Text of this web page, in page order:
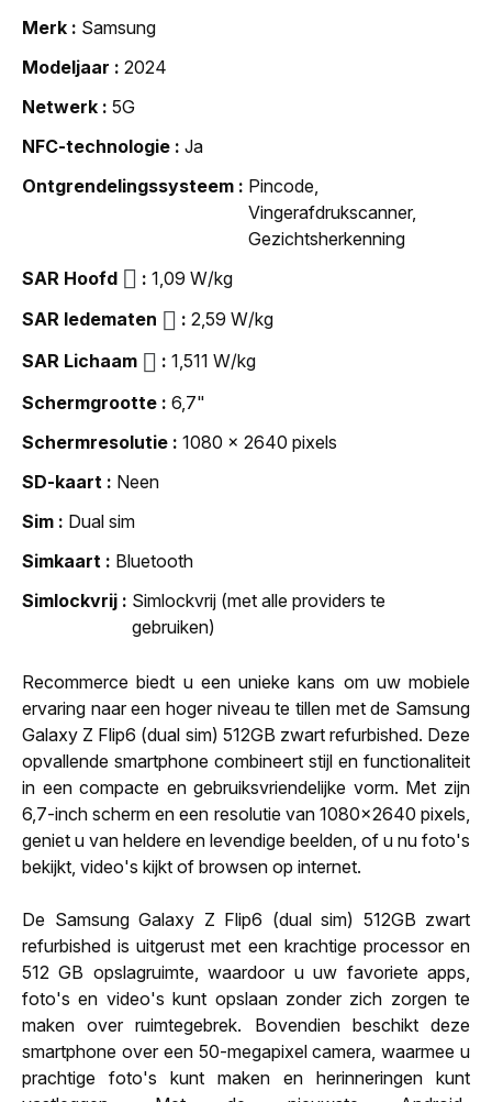
Merk
Samsung
Modeljaar
2024
Netwerk
5G
NFC-technologie
Ja
Ontgrendelingssysteem
Pincode,
Vingerafdrukscanner,
Gezichtsherkenning
SAR Hoofd
1,09 W/kg
SAR ledematen
2,59 W/kg
SAR Lichaam
1,511 W/kg
Schermgrootte
6,7"
Schermresolutie
1080 x 2640 pixels
SD-kaart
Neen
Sim
Dual sim
Simkaart
Bluetooth
Simlockvrij
Simlockvrij (met alle providers te
gebruiken)
Recommerce biedt u een unieke kans om uw mobiele
ervaring naar een hoger niveau te tillen met de Samsung
Galaxy Z Flip6 (dual sim) 512GB zwart refurbished. Deze
opvallende smartphone combineert stijl en functionaliteit
in een compacte en gebruiksvriendelijke vorm. Met zijn
6,7-inch scherm en een resolutie van 1080x2640 pixels,
geniet u van heldere en levendige beelden, of u nu foto's
bekijkt, video's kijkt of browsen op internet.
De Samsung Galaxy Z Flip6 (dual sim) 512GB zwart
refurbished is uitgerust met een krachtige processor en
512 GB opslagruimte, waardoor u uw favoriete apps,
foto's en video's kunt opslaan zonder zich zorgen te
maken over ruimtegebrek. Bovendien beschikt deze
smartphone over een 50-megapixel camera, waarmee u
prachtige foto's kunt maken en herinneringen kunt